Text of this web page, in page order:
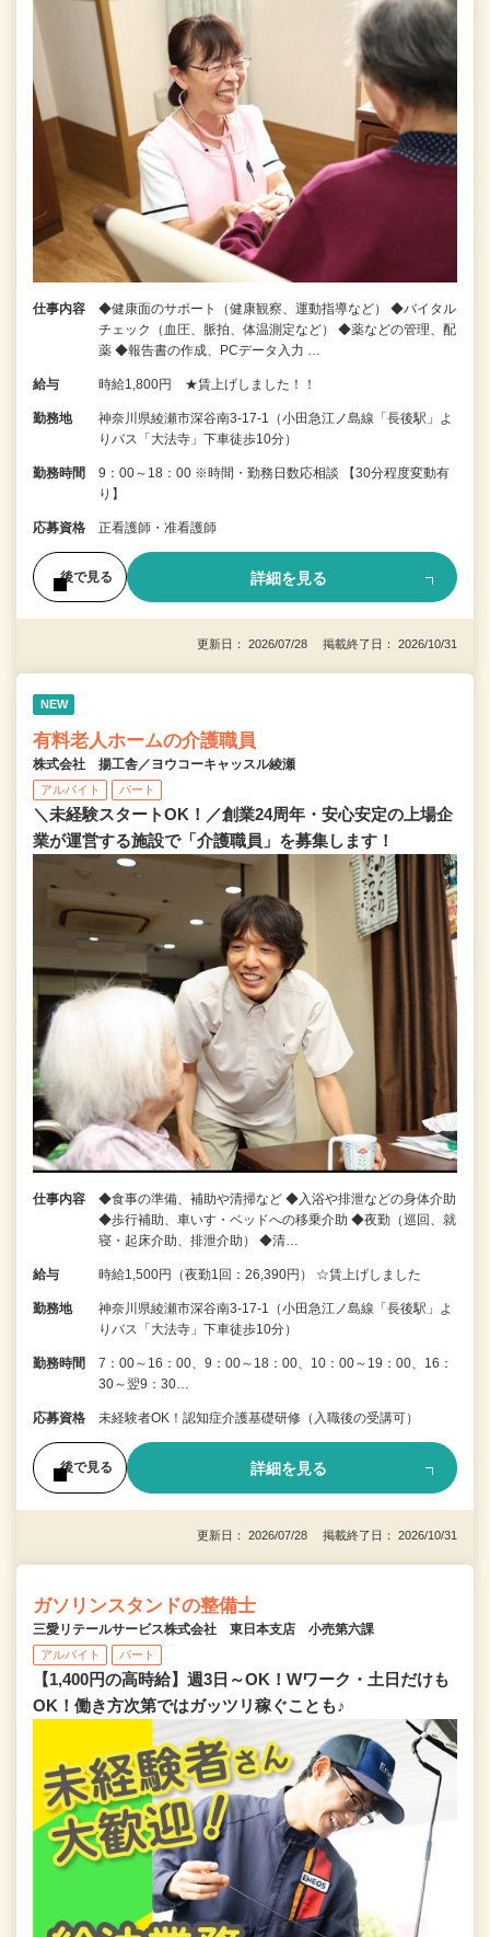
仕事内容
◆健康面のサポート（健康観察、運動指導など） ◆バイタル
チェック（血圧、脈拍、体温測定など） ◆薬などの管理、配
薬 ◆報告書の作成、PCデータ入力 …
給与 時給1,800円 ★賃上げしました！！
勤務地
神奈川県綾瀬市深谷南3-17-1（小田急江ノ島線「長後駅」よ
りバス「大法寺」下車徒歩10分）
勤務時間
9：00～18：00 ※時間・勤務日数応相談 【30分程度変動有
り】
応募資格 正看護師・准看護師
後で見る 詳細を見る
更新日： 2026/07/28 掲載終了日： 2026/10/31
NEW
有料老人ホームの介護職員
株式会社 揚工舎／ヨウコーキャッスル綾瀬
アルバイト パート
＼未経験スタートOK！／創業24周年・安心安定の上場企
業が運営する施設で「介護職員」を募集します！
仕事内容
◆食事の準備、補助や清掃など ◆入浴や排泄などの身体介助
◆歩行補助、車いす・ベッドへの移乗介助 ◆夜勤（巡回、就
寝・起床介助、排泄介助） ◆清…
給与 時給1,500円（夜勤1回：26,390円） ☆賃上げしました
勤務地
神奈川県綾瀬市深谷南3-17-1（小田急江ノ島線「長後駅」よ
りバス「大法寺」下車徒歩10分）
勤務時間
7：00～16：00、9：00～18：00、10：00～19：00、16：
30～翌9：30…
応募資格 未経験者OK！認知症介護基礎研修（入職後の受講可）
後で見る 詳細を見る
更新日： 2026/07/28 掲載終了日： 2026/10/31
ガソリンスタンドの整備士
三愛リテールサービス株式会社 東日本支店 小売第六課
アルバイト パート
【1,400円の高時給】週3日～OK！Wワーク・土日だけも
OK！働き方次第ではガッツリ稼ぐことも♪